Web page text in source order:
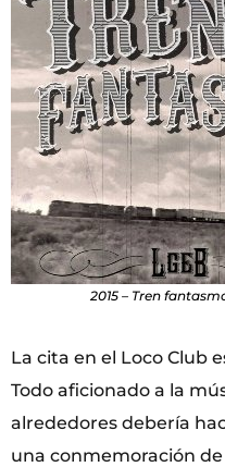
2015 – Tren
La cita en el Loco Club
Todo aficionado a la
alrededores debería
una conmemoración